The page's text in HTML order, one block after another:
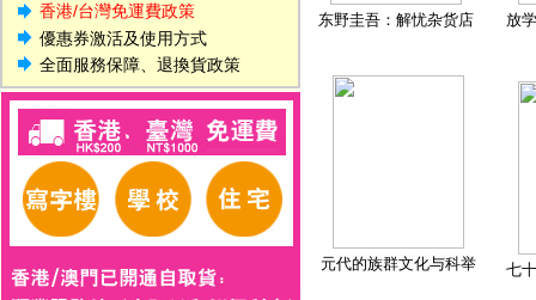
香港/台灣免運費政策
優惠券激活及使用方式
全面服務保障、退換貨政策
东野圭吾：解忧杂货店 放
元代的族群文化与科举 七